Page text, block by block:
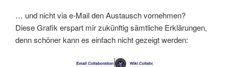
… und nicht via e-Mail den Austausch vornehmen?
Diese Grafik erspart mir zukünftig sämtliche Erklärungen,
denn schöner kann es einfach nicht gezeigt werden: